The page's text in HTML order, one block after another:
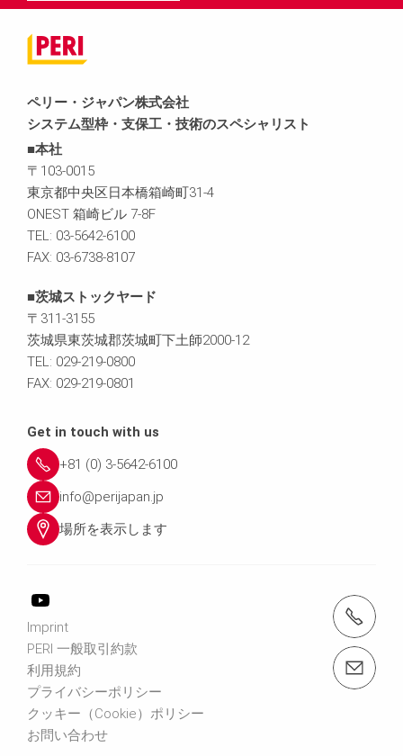
ペリー・ジャパン株式会社
システム型枠・支保工・技術のスペシャリスト
■本社
〒103-0015
東京都中央区日本橋箱崎町31-4
ONEST 箱崎ビル 7-8F
TEL: 03-5642-6100
FAX: 03-6738-8107
■茨城ストックヤード
〒311-3155
茨城県東茨城郡茨城町下土師2000-12
TEL: 029-219-0800
FAX: 029-219-0801
Get in touch with us
+81 (0) 3-5642-6100
info@perijapan.jp
場所を表示します
Imprint
PERI 一般取引約款
利用規約
プライバシーポリシー
クッキー（Cookie）ポリシー
お問い合わせ